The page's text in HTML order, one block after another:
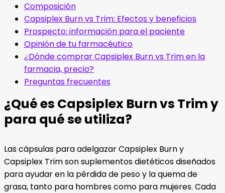
Composición
Capsiplex Burn vs Trim: Efectos y beneficios
Prospecto: información para el paciente
Opinión de tu farmacéutico
¿Dónde comprar Capsiplex Burn vs Trim en la
farmacia, precio?
Preguntas frecuentes
¿Qué es Capsiplex Burn vs Trim y
para qué se utiliza?
Las cápsulas para adelgazar Capsiplex Burn y
Capsiplex Trim son suplementos dietéticos diseñados
para ayudar en la pérdida de peso y la quema de
grasa, tanto para hombres como para mujeres. Cada